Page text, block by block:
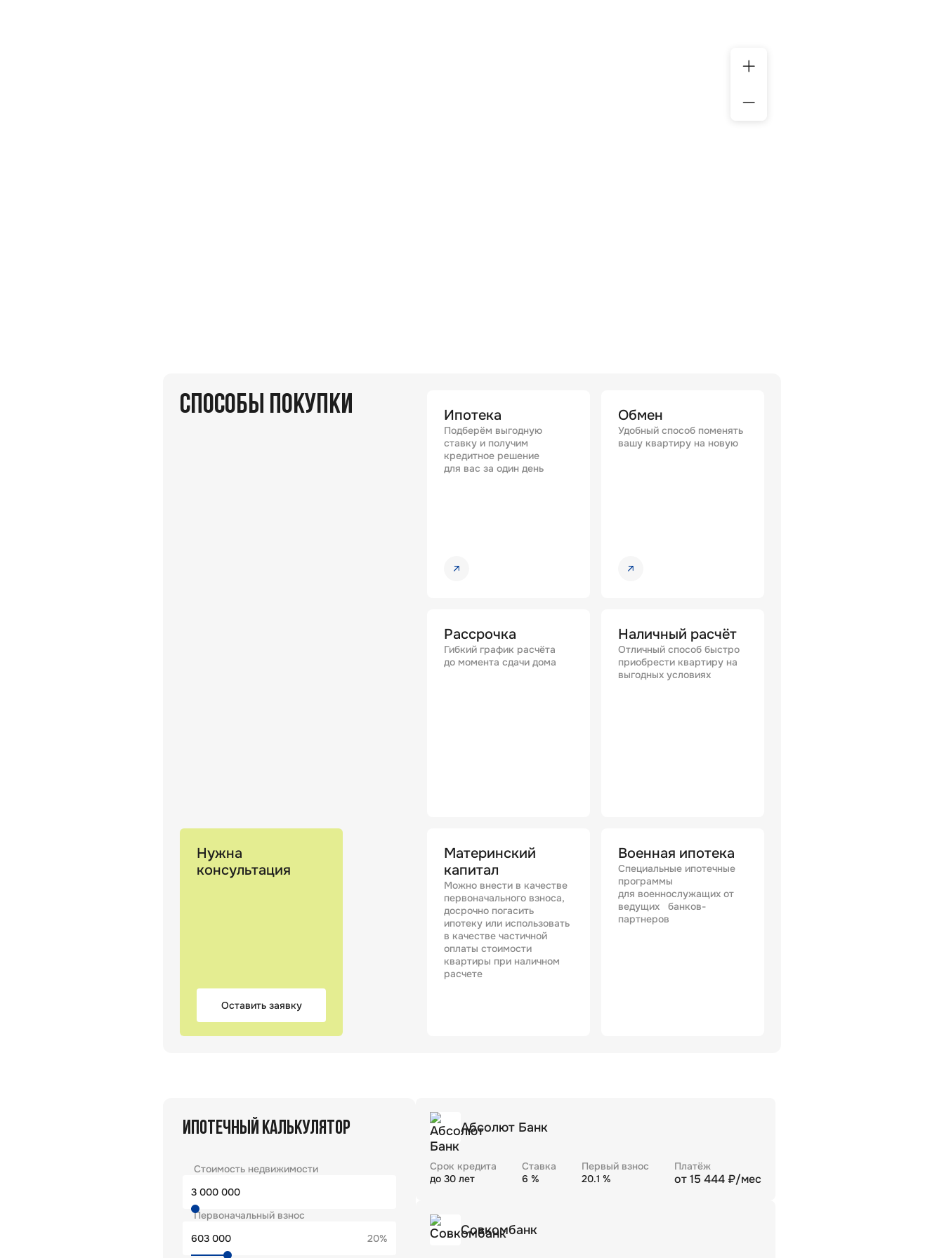
СПОСОБЫ ПОКУПКИ
Нужна
консультация
Оставить заявку
Ипотека
Подберём выгодную
ставку и получим
кредитное решение
для вас за один день
Обмен
Удобный способ поменять
вашу квартиру на новую
Рассрочка
Гибкий график расчёта
до момента сдачи дома
Наличный расчёт
Отличный способ быстро
приобрести квартиру на
выгодных условиях
Материнский
капитал
Можно внести в качестве
первоначального взноса,
досрочно погасить
ипотеку или использовать
в качестве частичной
оплаты стоимости
квартиры при наличном
расчете
Военная ипотека
Специальные ипотечные
программы
для военнослужащих от
ведущих банков-
партнеров
ИПОТЕЧНЫЙ КАЛЬКУЛЯТОР
Стоимость недвижимости
Первоначальный взнос
20%
Абсолют Банк
Срок кредита
до 30 лет
Ставка
6 %
Первый взнос
20.1 %
Платёж
от15 444₽/мес
Совкомбанк